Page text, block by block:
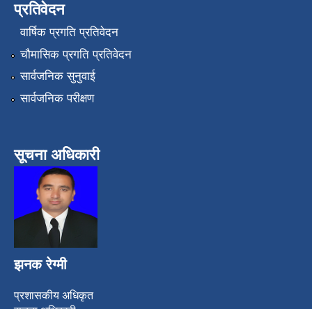
प्रतिवेदन
वार्षिक प्रगति प्रतिवेदन
चौमासिक प्रगति प्रतिवेदन
सार्वजनिक सुनुवाई
सार्वजनिक परीक्षण
सूचना अधिकारी
झनक रेग्मी
प्रशासकीय अधिकृत